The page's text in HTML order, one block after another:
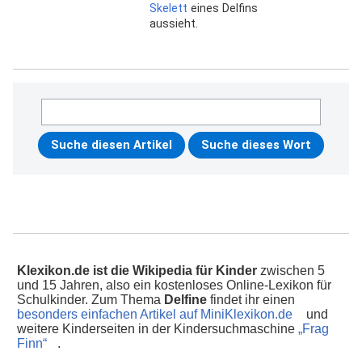
Skelett eines Delfins
aussieht.
Klexikon.de ist die Wikipedia für Kinder zwischen 5
und 15 Jahren, also ein kostenloses Online-Lexikon für
Schulkinder. Zum Thema Delfine findet ihr einen
besonders einfachen Artikel auf MiniKlexikon.de
und
weitere Kinderseiten in der Kindersuchmaschine „Frag
Finn“
.